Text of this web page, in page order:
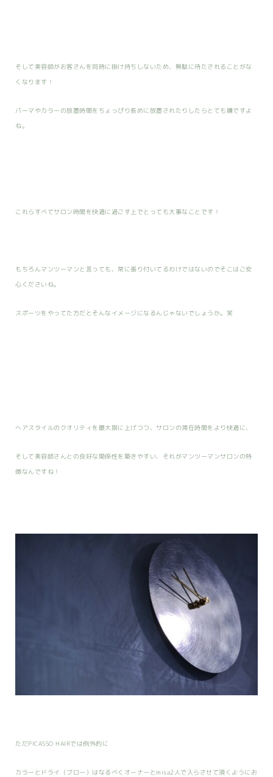
そして美容師がお客さんを同時に掛け持ちしないため、無駄に待たされることがな
くなります！
パーマやカラーの放置時間をちょっぴり長めに放置されたりしたらとても嫌ですよ
ね。
これらすべてサロン時間を快適に過ごす上でとっても大事なことです！
もちろんマンツーマンと言っても、常に張り付いてるわけではないのでそこはご安
心くださいね。
スポーツをやってた方だとそんなイメージになるんじゃないでしょうか。笑
ヘアスタイルのクオリティを最大限に上げつつ、サロンの滞在時間をより快適に、
そして美容師さんとの良好な関係性を築きやすい、それがマンツーマンサロンの特
徴なんですね！
ただPICASSO HAIRでは例外的に
カラーとドライ（ブロー）はなるべくオーナーとmisa2人で入らさせて頂くようにお